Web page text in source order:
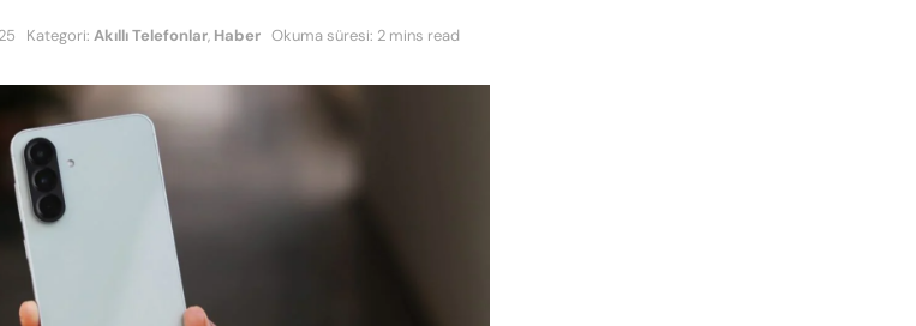
Kategori: Akıllı Telefonlar, Haber Okuma süresi: 2 mins read